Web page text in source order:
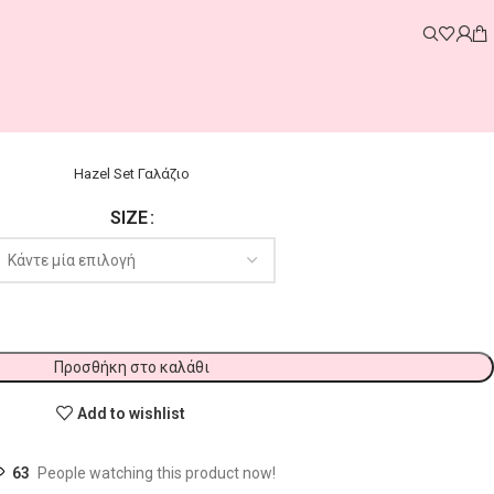
Hazel Set Γαλάζιο
SIZE
Προσθήκη στο καλάθι
Add to wishlist
63 People watching this product now!